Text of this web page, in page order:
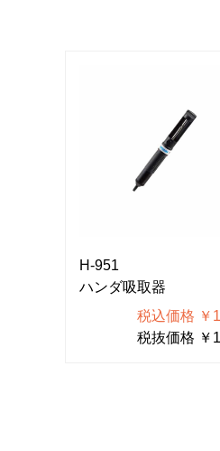
H-951
ハンダ吸取器
税込価格 ￥
税抜価格 ￥